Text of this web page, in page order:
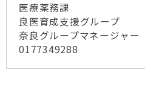
医療薬務課
良医育成支援グループ
奈良グループマネージャー
0177349288